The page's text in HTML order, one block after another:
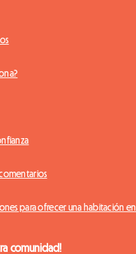
para ofrecer una habitación en
comunidad!